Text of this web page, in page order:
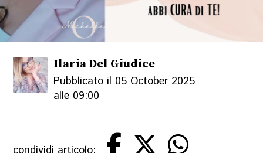
Ilaria Del Giudice
Pubblicato il 05 October 2025
alle 09:00